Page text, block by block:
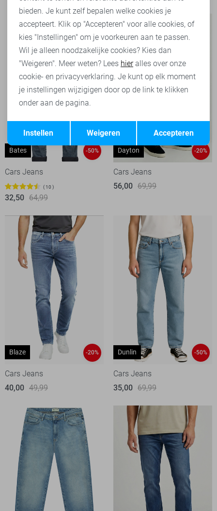
Bates -50%
Cars Jeans
10
32,50 64,99
Dayton -20%
Cars Jeans
56,00 69,99
Blaze -20%
Cars Jeans
40,00 49,99
Dunlin -50%
Cars Jeans
35,00 69,99
Terug Opslaan
bieden. Je kunt zelf bepalen welke cookies je
accepteert. Klik op "Accepteren" voor alle cookies, of
kies "Instellingen" om je voorkeuren aan te passen.
Wil je alleen noodzakelijke cookies? Kies dan
"Weigeren". Meer weten? Lees hieralles over onze
cookie- en privacyverklaring. Je kunt op elk moment
je instellingen wijzigigen door op de link te klikken
onder aan de pagina.
Accepteren
Weigeren
Instellen